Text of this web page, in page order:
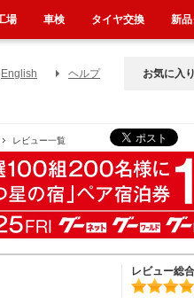
English ヘルプ お気に入り
レビュー一覧
レビュー総合
場 車検 タイヤ交換 新